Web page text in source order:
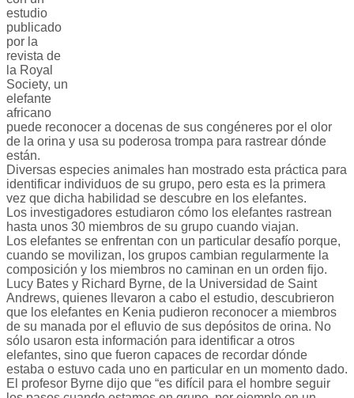
estudio
publicado
por la
revista de
la Royal
Society, un
elefante
africano
puede reconocer a docenas de sus congéneres por el olor
de la orina y usa su poderosa trompa para rastrear dónde
están.
Diversas especies animales han mostrado esta práctica para
identificar individuos de su grupo, pero esta es la primera
vez que dicha habilidad se descubre en los elefantes.
Los investigadores estudiaron cómo los elefantes rastrean
hasta unos 30 miembros de su grupo cuando viajan.
Los elefantes se enfrentan con un particular desafío porque,
cuando se movilizan, los grupos cambian regularmente la
composición y los miembros no caminan en un orden fijo.
Lucy Bates y Richard Byrne, de la Universidad de Saint
Andrews, quienes llevaron a cabo el estudio, descubrieron
que los elefantes en Kenia pudieron reconocer a miembros
de su manada por el efluvio de sus depósitos de orina. No
sólo usaron esta información para identificar a otros
elefantes, sino que fueron capaces de recordar dónde
estaba o estuvo cada uno en particular en un momento dado.
El profesor Byrne dijo que “es difícil para el hombre seguir